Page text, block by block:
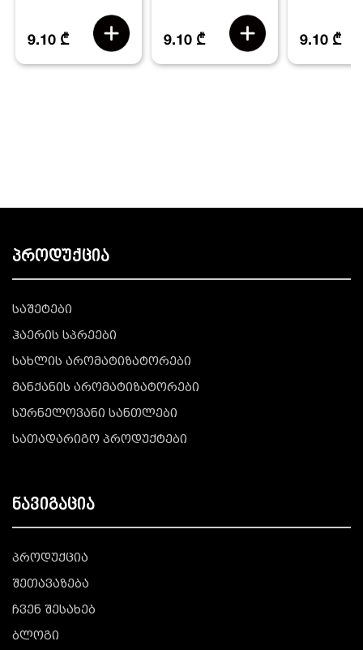
9.10 ₾ 9.10 ₾ 9.10 ₾
პროდუქცია
საშეტები
ჰაერის სპრეები
სახლის არომატიზატორები
მანქანის არომატიზატორები
სურნელოვანი სანთლები
სათადარიგო პროდუქტები
ნავიგაცია
პროდუქცია
შეთავაზება
ჩვენ შესახებ
ბლოგი